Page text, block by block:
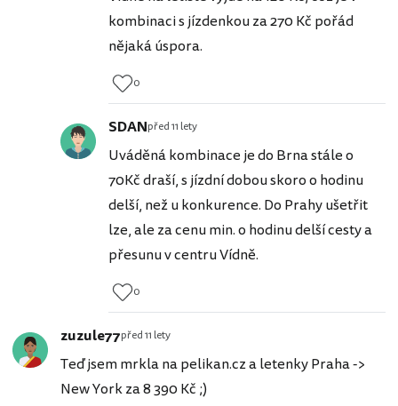
kombinaci s jízdenkou za 270 Kč pořád
nějaká úspora.
0
SDANpřed 11 lety
Uváděná kombinace je do Brna stále o
70Kč draší, s jízdní dobou skoro o hodinu
delší, než u konkurence. Do Prahy ušetřit
lze, ale za cenu min. o hodinu delší cesty a
přesunu v centru Vídně.
0
zuzule77před 11 lety
Teď jsem mrkla na pelikan.cz a letenky Praha ->
New York za 8 390 Kč ;)